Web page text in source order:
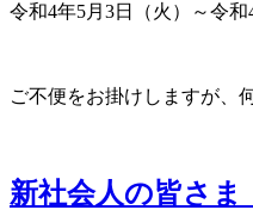
令和4年5月3日（火）～令和
ご不便をお掛けしますが、
新社会人の皆さ